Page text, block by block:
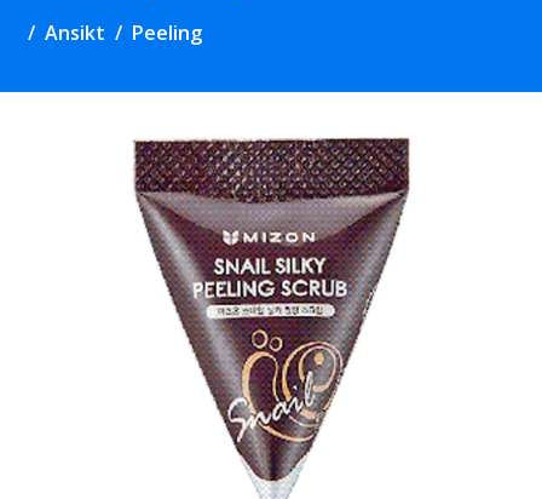
Ansikt Peeling